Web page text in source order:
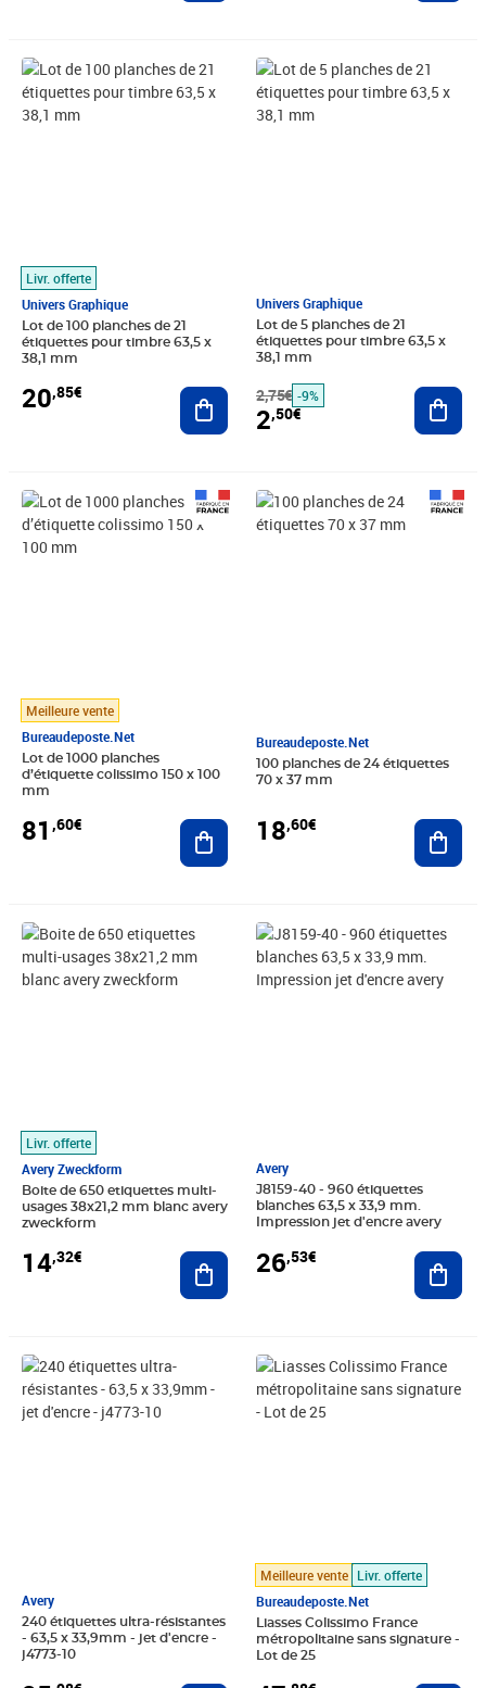
Livr. offerte
Univers Graphique
Lot de 100 planches de 21
étiquettes pour timbre 63,5 x
38,1 mm
20,85€
Prix 20,85€
Ajouter au panier
Univers Graphique
Lot de 5 planches de 21
étiquettes pour timbre 63,5 x
38,1 mm
2,75€
Prix barré 2,75€
-9%
2,50€
Prix 2,50€
Meilleure vente
Bureaudeposte.net
Lot de 1000 planches
d’étiquette colissimo 150 x 100
mm
81 ,60€
Prix 81,60€
Ajouter au panier
Bureaudeposte.net
100 planches de 24 étiquettes
70 x 37 mm
18,60€
Prix 18,60€
Livr. offerte
Avery Zweckform
Boite de 650 etiquettes multi-
usages 38x21,2 mm blanc avery
zweckform
14,32€
Prix 14,32€
Ajouter au panier
Avery
J8159-40 - 960 étiquettes
blanches 63,5 x 33,9 mm.
Impression jet d'encre avery
26,53€
Prix 26,53€
Avery
240 étiquettes ultra-résistantes
- 63,5 x 33,9mm - jet d'encre -
j4773-10
Prix 25,98€
Meilleure vente Livr. offerte
Bureaudeposte.net
Liasses Colissimo France
métropolitaine sans signature -
Lot de 25
Prix 47,88€